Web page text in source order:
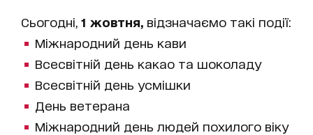
Сьогодні, 1 жовтня, відзначаємо такі події:
Міжнародний день кави
Всесвітній день какао та шоколаду
Всесвітній день усмішки
День ветерана
Міжнародний день людей похилого віку